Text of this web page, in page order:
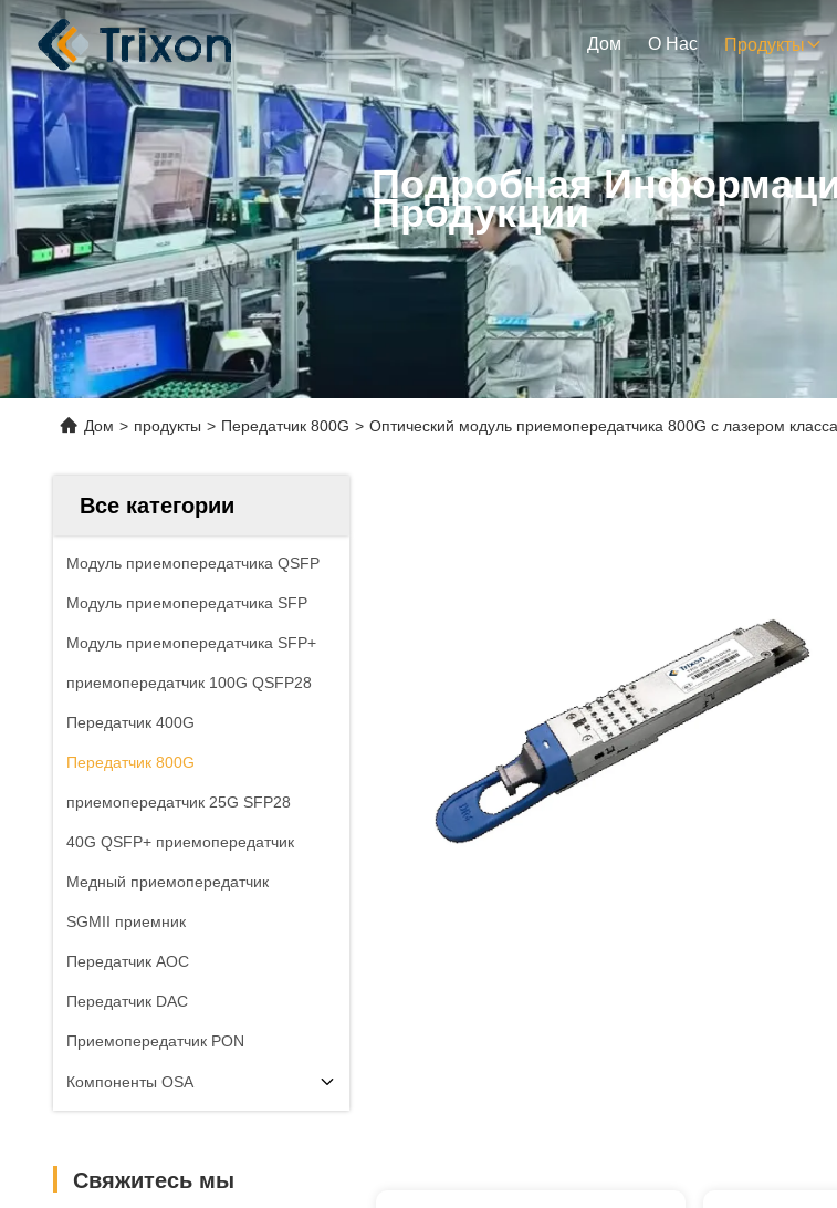
Дом О Нас Продукты
Подробная
Продукции
Дом > продукты > Передатчик 800G > Оптический модуль приемопередатчика 800G с лазером
Все категории
Модуль приемопередатчика QSFP
Модуль приемопередатчика SFP
Модуль приемопередатчика SFP+
приемопередатчик 100G QSFP28
Передатчик 400G
Передатчик 800G
приемопередатчик 25G SFP28
40G QSFP+ приемопередатчик
Медный приемопередатчик
SGMII приемник
Передатчик AOC
Передатчик DAC
Приемопередатчик PON
Компоненты OSA
Свяжитесь мы